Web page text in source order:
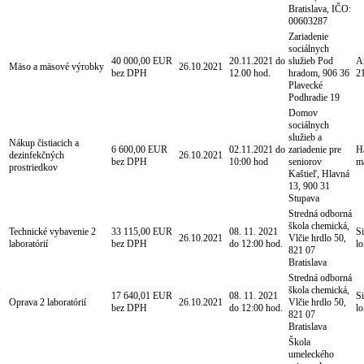
Bratislava, IČO:
00603287
Mäso a mäsové výrobky
40 000,00 EUR
bez DPH
26.10.2021 20.11.2021 do
12.00 hod.
Zariadenie
sociálnych
služieb Pod
hradom, 906 36
Plavecké
Podhradie 19
Nákup čistiacich a
dezinfekčných
prostriedkov
6 600,00 EUR
bez DPH
26.10.2021 02.11.2021 do
10:00 hod
Domov
sociálnych
služieb a
zariadenie pre
seniorov
Kaštieľ, Hlavná
13, 900 31
Stupava
Technické vybavenie 2
laboratórií
33 115,00 EUR
bez DPH
26.10.2021
08. 11. 2021
do 12:00 hod.
Stredná odborná
škola chemická,
Vlčie hrdlo 50,
821 07
Bratislava
Oprava 2 laboratórií
17 640,01 EUR
bez DPH
26.10.2021
08. 11. 2021
do 12:00 hod.
Stredná odborná
škola chemická,
Vlčie hrdlo 50,
821 07
Bratislava
Škola
umeleckého